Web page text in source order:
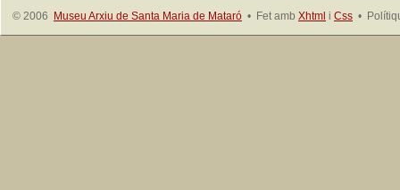
© 2006 Museu Arxiu de Santa Maria de Mataró • Fet amb Xhtml i Css •